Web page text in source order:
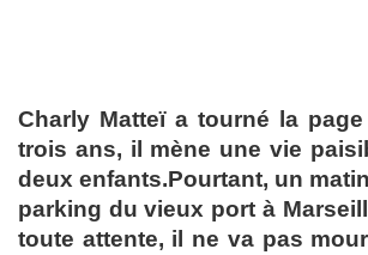
Charly Matteï a tourné la
trois ans, il mène une vie
deux enfants.Pourtant, un
parking du vieux port à
toute attente, il ne va pas